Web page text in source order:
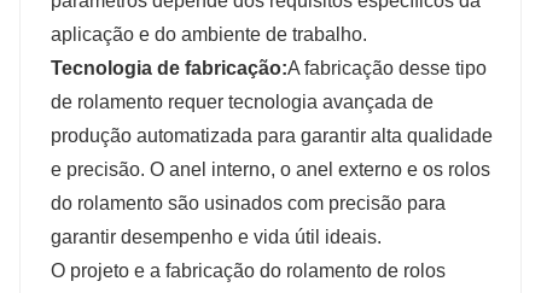
aplicação e do ambiente de trabalho.
Tecnologia de fabricação:A fabricação desse tipo
de rolamento requer tecnologia avançada de
produção automatizada para garantir alta qualidade
e precisão. O anel interno, o anel externo e os rolos
do rolamento são usinados com precisão para
garantir desempenho e vida útil ideais.
O projeto e a fabricação do rolamento de rolos